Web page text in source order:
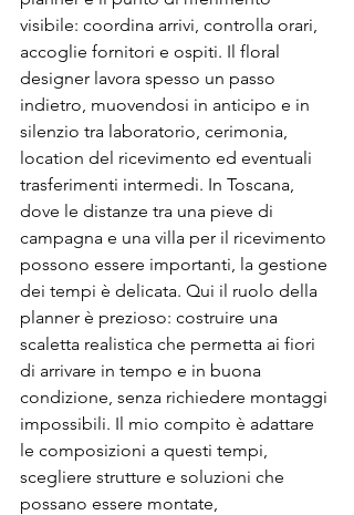
visibile: coordina arrivi, controlla orari,
accoglie fornitori e ospiti. Il floral
designer lavora spesso un passo
indietro, muovendosi in anticipo e in
silenzio tra laboratorio, cerimonia,
location del ricevimento ed eventuali
trasferimenti intermedi. In Toscana,
dove le distanze tra una pieve di
campagna e una villa per il ricevimento
possono essere importanti, la gestione
dei tempi è delicata. Qui il ruolo della
planner è prezioso: costruire una
scaletta realistica che permetta ai fiori
di arrivare in tempo e in buona
condizione, senza richiedere montaggi
impossibili. Il mio compito è adattare
le composizioni a questi tempi,
scegliere strutture e soluzioni che
possano essere montate,